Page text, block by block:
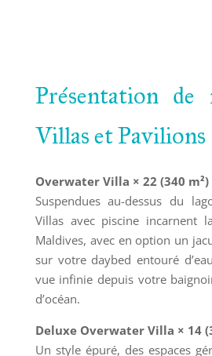
Présentation de
Villas et Pavilions
Overwater Villa × 22 (340 m²)
Suspendues au-dessus du
Villas avec piscine incarnent
Maldives, avec en option un
sur votre daybed entouré
vue infinie depuis votre
d’océan.
Deluxe Overwater Villa × 14
Un style épuré, des espaces